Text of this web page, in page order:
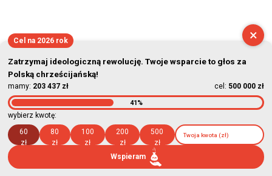
×
Cel na 2026 rok
Zatrzymaj ideologiczną rewolucję. Twoje wsparcie to głos za
Polską chrześcijańską!
mamy: 203 437 zł cel: 500 000 zł
41%
wybierz kwotę:
60
zł
80
zł
100
zł
200
zł
500
zł
Wspieram